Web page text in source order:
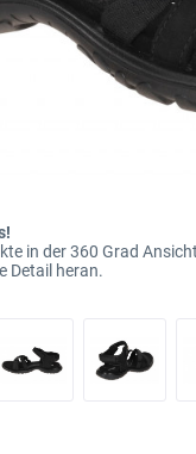
in der 360 Grad
Detail heran.